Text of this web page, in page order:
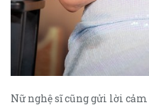
Nữ nghệ sĩ cũng gửi lời